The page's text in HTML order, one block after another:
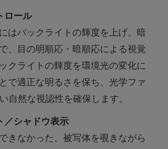
ロール
はバックライトの輝度を上げ、暗
、目の明順応・暗順応による視覚
クライトの輝度を環境光の変化に
で適正な明るさを保ち、光学ファ
自然な視認性を確保します。
／シャドウ表示
きなかった、被写体を覗きながら